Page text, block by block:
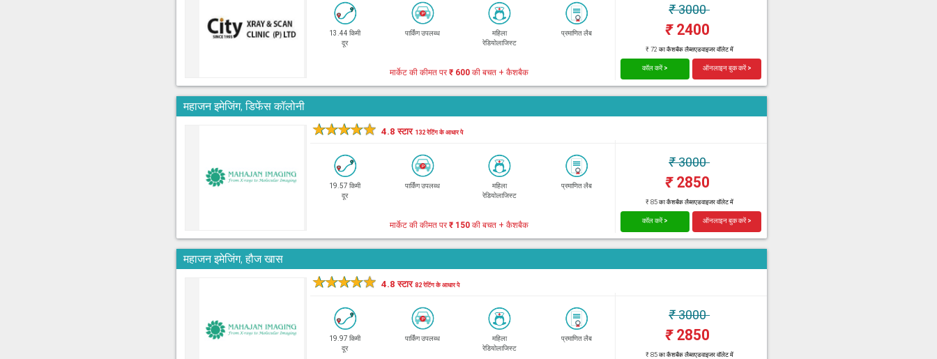
13.44 किमी
दूर
पार्किंग उपलब्ध
महिला
रेडियोलाजिस्ट
प्रमाणित लैब
₹3000
₹2400
₹ 72 का कैशबैक लैब्सएडवाइजर वॉलेट में
मार्केट की कीमत पर₹ 600 की बचत + कैशबैक कॉल करें > ऑनलाइन बुक करें >
महाजन इमेजिंग, डिफेंस कॉलोनी
★★★★★ 4.8 स्टार 132 रेटिंग के आधार पे
19.57 किमी
दूर
पार्किंग उपलब्ध
महिला
रेडियोलाजिस्ट
प्रमाणित लैब
₹3000
₹2850
₹ 85 का कैशबैक लैब्सएडवाइजर वॉलेट में
मार्केट की कीमत पर₹ 150 की बचत + कैशबैक कॉल करें > ऑनलाइन बुक करें >
महाजन इमेजिंग, हौज खास
★★★★★ 4.8 स्टार82 रेटिंग के आधार पे
19.97 किमी
दूर
पार्किंग उपलब्ध
महिला
रेडियोलाजिस्ट
प्रमाणित लैब
₹3000
₹2850
₹ 85 का कैशबैक लैब्सएडवाइजर वॉलेट में